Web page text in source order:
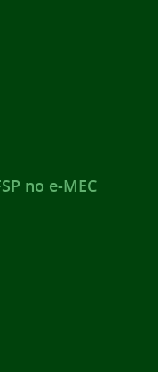
no e-MEC